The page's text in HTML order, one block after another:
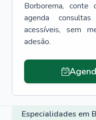
Borborema, conte
agenda
acessíveis, sem
adesão.
Especialidades em